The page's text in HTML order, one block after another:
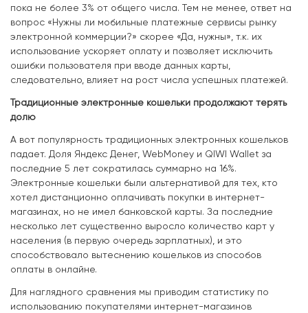
пока не более 3% от общего числа. Тем не менее, ответ на
вопрос «Нужны ли мобильные платежные сервисы рынку
электронной коммерции?» скорее «Да, нужны», т.к. их
использование ускоряет оплату и позволяет исключить
ошибки пользователя при вводе данных карты,
следовательно, влияет на рост числа успешных платежей.
Традиционные электронные кошельки продолжают терять
долю
А вот популярность традиционных электронных кошельков
падает. Доля Яндекс Денег, WebMoney и QIWI Wallet за
последние 5 лет сократилась суммарно на 16%.
Электронные кошельки были альтернативой для тех, кто
хотел дистанционно оплачивать покупки в интернет-
магазинах, но не имел банковской карты. За последние
несколько лет существенно выросло количество карт у
населения (в первую очередь зарплатных), и это
способствовало вытеснению кошельков из способов
оплаты в онлайне.
Для наглядного сравнения мы приводим статистику по
использованию покупателями интернет-магазинов